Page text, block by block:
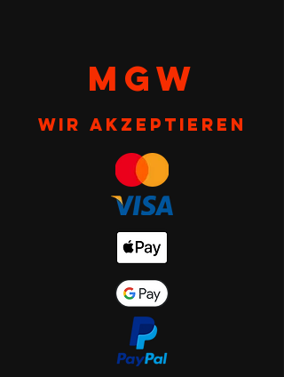
MGW
Wir akzeptieren